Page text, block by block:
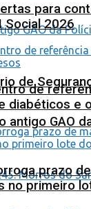
de
antigo GAO
para
Social 2026
de
diabéticos e
prazo
no primeiro